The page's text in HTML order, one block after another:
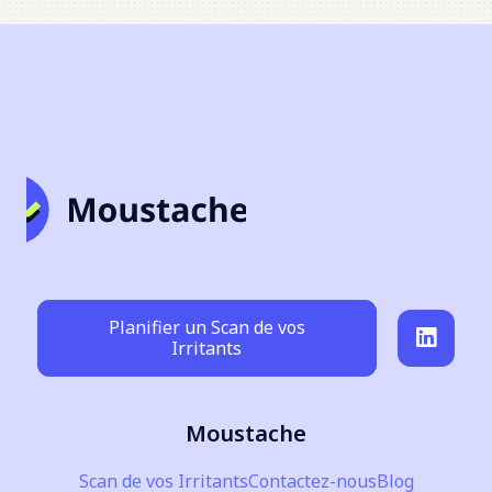
Planifier un Scan de vos
Irritants
Moustache
Scan de vos IrritantsContactez-nousBlog